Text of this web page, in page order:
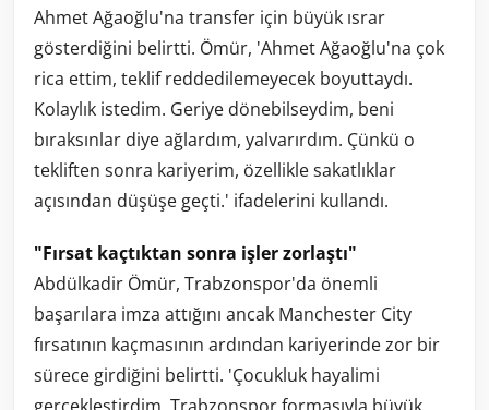
Ahmet Ağaoğlu'na transfer için büyük ısrar
gösterdiğini belirtti. Ömür, 'Ahmet Ağaoğlu'na çok
rica ettim, teklif reddedilemeyecek boyuttaydı.
Kolaylık istedim. Geriye dönebilseydim, beni
bıraksınlar diye ağlardım, yalvarırdım. Çünkü o
tekliften sonra kariyerim, özellikle sakatlıklar
açısından düşüşe geçti.' ifadelerini kullandı.
"Fırsat kaçtıktan sonra işler zorlaştı"
Abdülkadir Ömür, Trabzonspor'da önemli
başarılara imza attığını ancak Manchester City
fırsatının kaçmasının ardından kariyerinde zor bir
sürece girdiğini belirtti. 'Çocukluk hayalimi
gerçekleştirdim, Trabzonspor formasıyla büyük